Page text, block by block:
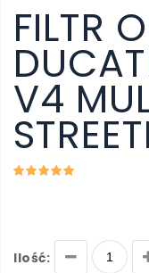
FILTR
V4
Ilość: